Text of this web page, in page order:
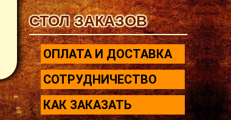
СТОЛ ЗАКАЗОВ
ОПЛАТА И ДОСТАВКА
СОТРУДНИЧЕСТВО
КАК ЗАКАЗАТЬ